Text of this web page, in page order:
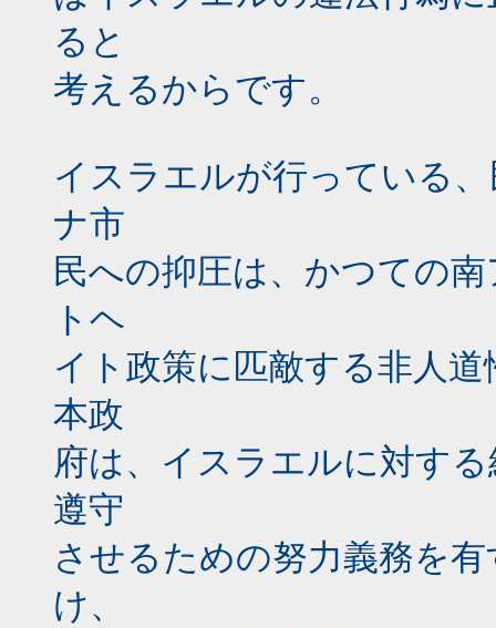
ると
考えるからです。
イスラエルが行っている
ナ市
民への抑圧は、かつての
トヘ
イト政策に匹敵する非人
本政
府は、イスラエルに対す
遵守
させるための努力義務を
け、